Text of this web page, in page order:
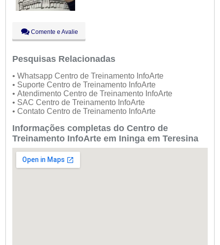
Comente e Avalie
Pesquisas Relacionadas
• Whatsapp Centro de Treinamento InfoArte
• Suporte Centro de Treinamento InfoArte
• Atendimento Centro de Treinamento InfoArte
• SAC Centro de Treinamento InfoArte
• Contato Centro de Treinamento InfoArte
Informações completas do Centro de
Treinamento InfoArte em Ininga em Teresina